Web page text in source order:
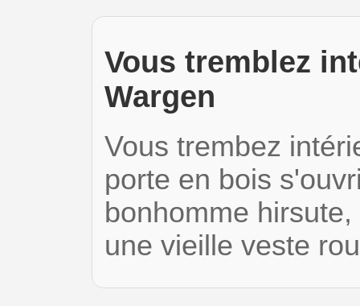
Vous tremblez
Wargen
Vous trembez
porte en bois
bonhomme
une vieille veste